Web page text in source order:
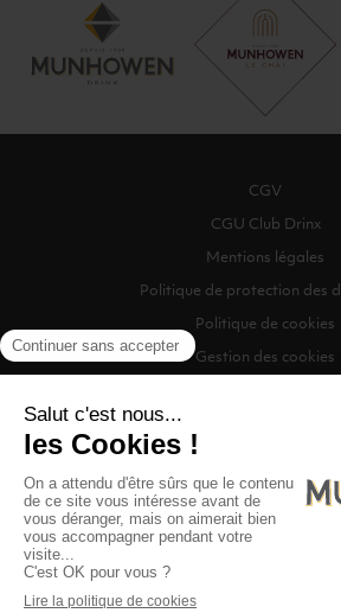
CGV
CGU Club Drinx
Mentions légales
Politique de protection des
Politique de cookies
Gestion des cookies
©2026 Munhowen Drinx / Tous
Digitalised by